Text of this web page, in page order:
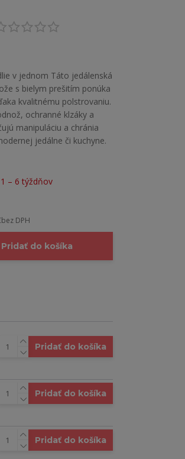
v jednom Táto jedálenská
s bielym prešitím ponúka
kvalitnému polstrovaniu.
ochranné klzáky a
manipuláciu a chránia
jedálne či kuchyne.
1 – 6 týždňov
bez DPH
Pridať do košíka
Pridať do košíka
Pridať do košíka
Pridať do košíka